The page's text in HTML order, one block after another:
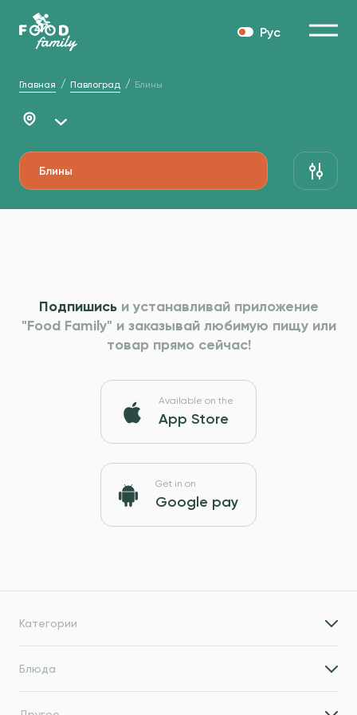
Рус
Главная Павлоград Блины
Блины
Подпишисьи устанавливай приложение
"Food Family" и заказывай любимую пищу или
товар прямо сейчас!
Available on the
App Store
Get in on
Google pay
Категории
Блюда